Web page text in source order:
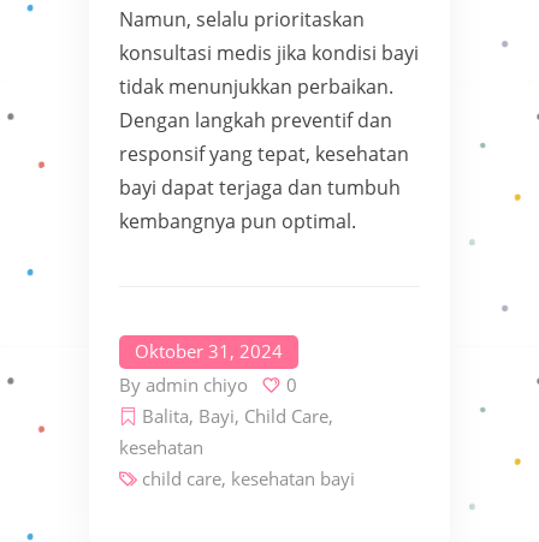
Namun, selalu prioritaskan
konsultasi medis jika kondisi bayi
tidak menunjukkan perbaikan.
Dengan langkah preventif dan
responsif yang tepat, kesehatan
bayi dapat terjaga dan tumbuh
kembangnya pun optimal.
Oktober 31, 2024
By admin chiyo
0
Balita, Bayi, Child Care,
kesehatan
child care, kesehatan bayi